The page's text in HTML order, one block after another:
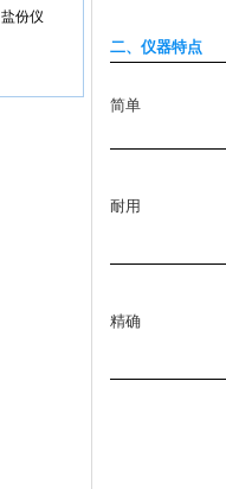
盐份仪
二、仪器特点
简单
耐用
精确